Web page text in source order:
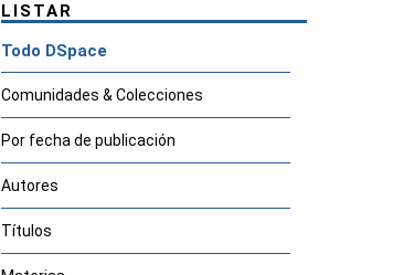
LISTAR
Todo DSpace
Comunidades & Colecciones
Por fecha de publicación
Autores
Títulos